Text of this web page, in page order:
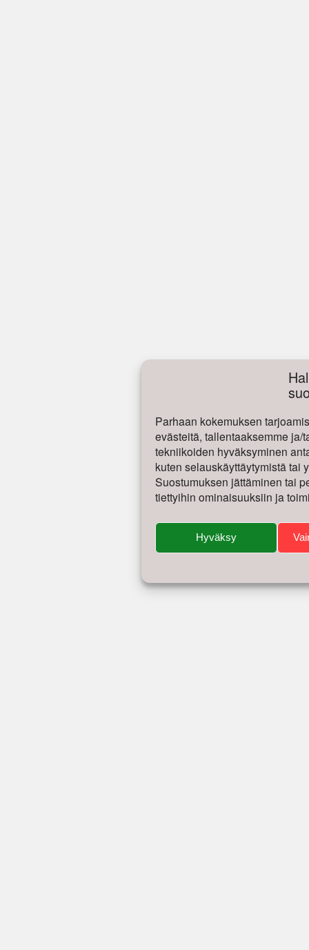
Parhaan kokemuksen
evästeitä, tallentaaksemme ja/
tekniikoiden hyväksyminen
kuten selauskäyttäytymistä tai
Suostumuksen jättäminen tai
tiettyihin ominaisuuksiin ja
Hyväksy